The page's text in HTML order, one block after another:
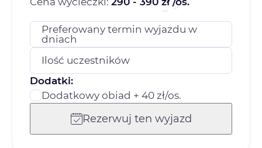
Preferowany termin wyjazdu w
dniach
Ilość uczestników
Dodatki:
Dodatkowy obiad + 40 zł/os.
Rezerwuj ten wyjazd